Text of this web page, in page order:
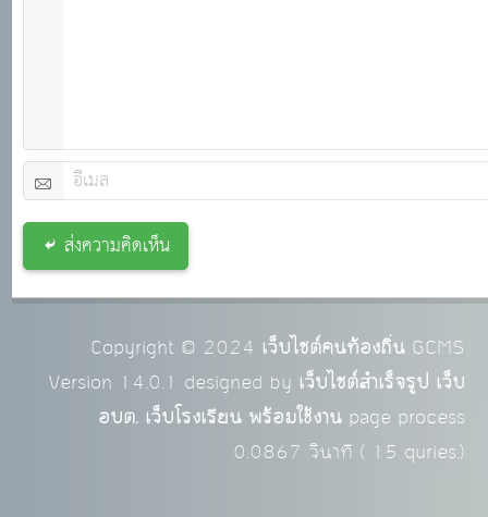
ส่งความคิดเห็น
Copyright © 2024 เว็บไซต์คนท้องถิ่นGCMS
Version 14.0.1 designed by เว็บไซต์สำเร็จรูป เว็บ
อบต. เว็บโรงเรียน พร้อมใช้งานpage process
0.0867 วินาที ( 15 quries.)